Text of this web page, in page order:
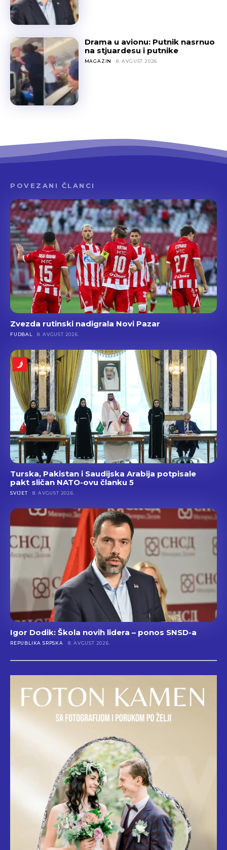
Drama u avionu: Putnik nasrnuo
na stjuardesu i putnike
MAGAZIN 8. AVGUST 2026.
POVEZANI ČLANCI
Zvezda rutinski nadigrala Novi Pazar
FUDBAL 8. AVGUST 2026.
Turska, Pakistan i Saudijska Arabija potpisale
pakt sličan NATO-ovu članku 5
SVIJET 8. AVGUST 2026.
Igor Dodik: Škola novih lidera – ponos SNSD-a
REPUBLIKA SRPSKA 8. AVGUST 2026.